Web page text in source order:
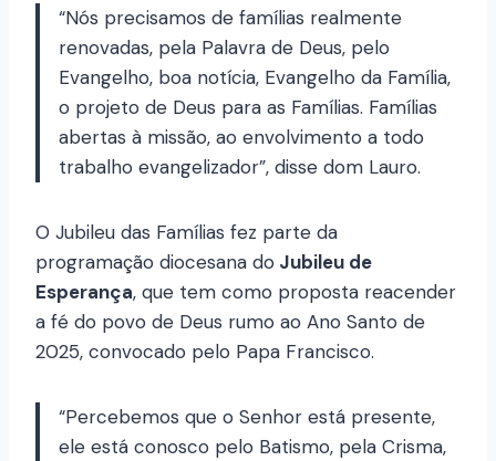
“Nós precisamos de famílias realmente
renovadas, pela Palavra de Deus, pelo
Evangelho, boa notícia, Evangelho da Família,
o projeto de Deus para as Famílias. Famílias
abertas à missão, ao envolvimento a todo
trabalho evangelizador”, disse dom Lauro.
O Jubileu das Famílias fez parte da
programação diocesana do Jubileu de
Esperança, que tem como proposta reacender
a fé do povo de Deus rumo ao Ano Santo de
2025, convocado pelo Papa Francisco.
“Percebemos que o Senhor está presente,
ele está conosco pelo Batismo, pela Crisma,